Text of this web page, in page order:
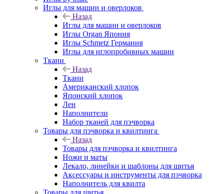
Иглы для машин и оверлоков
Назад
Иглы для машин и оверлоков
Иглы Organ Япония
Иглы Schmetz Германия
Иглы для иглопробивных машин
Ткани
Назад
Ткани
Американский хлопок
Японский хлопок
Лен
Наполнители
Набор тканей для пэчворка
Товары для пэчворка и квилтинга
Назад
Товары для пэчворка и квилтинга
Ножи и маты
Лекало, линейки и шаблоны для шитья
Аксессуары и инструменты для пэчворка
Наполнитель для квилта
Товары для шитья